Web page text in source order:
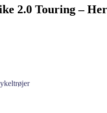
2.0 Touring –